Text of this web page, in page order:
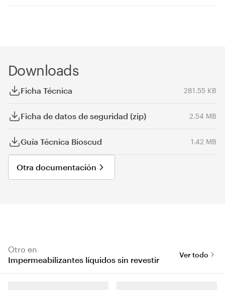
Downloads
Ficha Técnica 281.55 KB
Ficha de datos de seguridad (zip) 2.54 MB
Guía Técnica Bioscud 1.42 MB
Otra documentación
Otro en
Impermeabilizantes líquidos sin revestir
Ver todo